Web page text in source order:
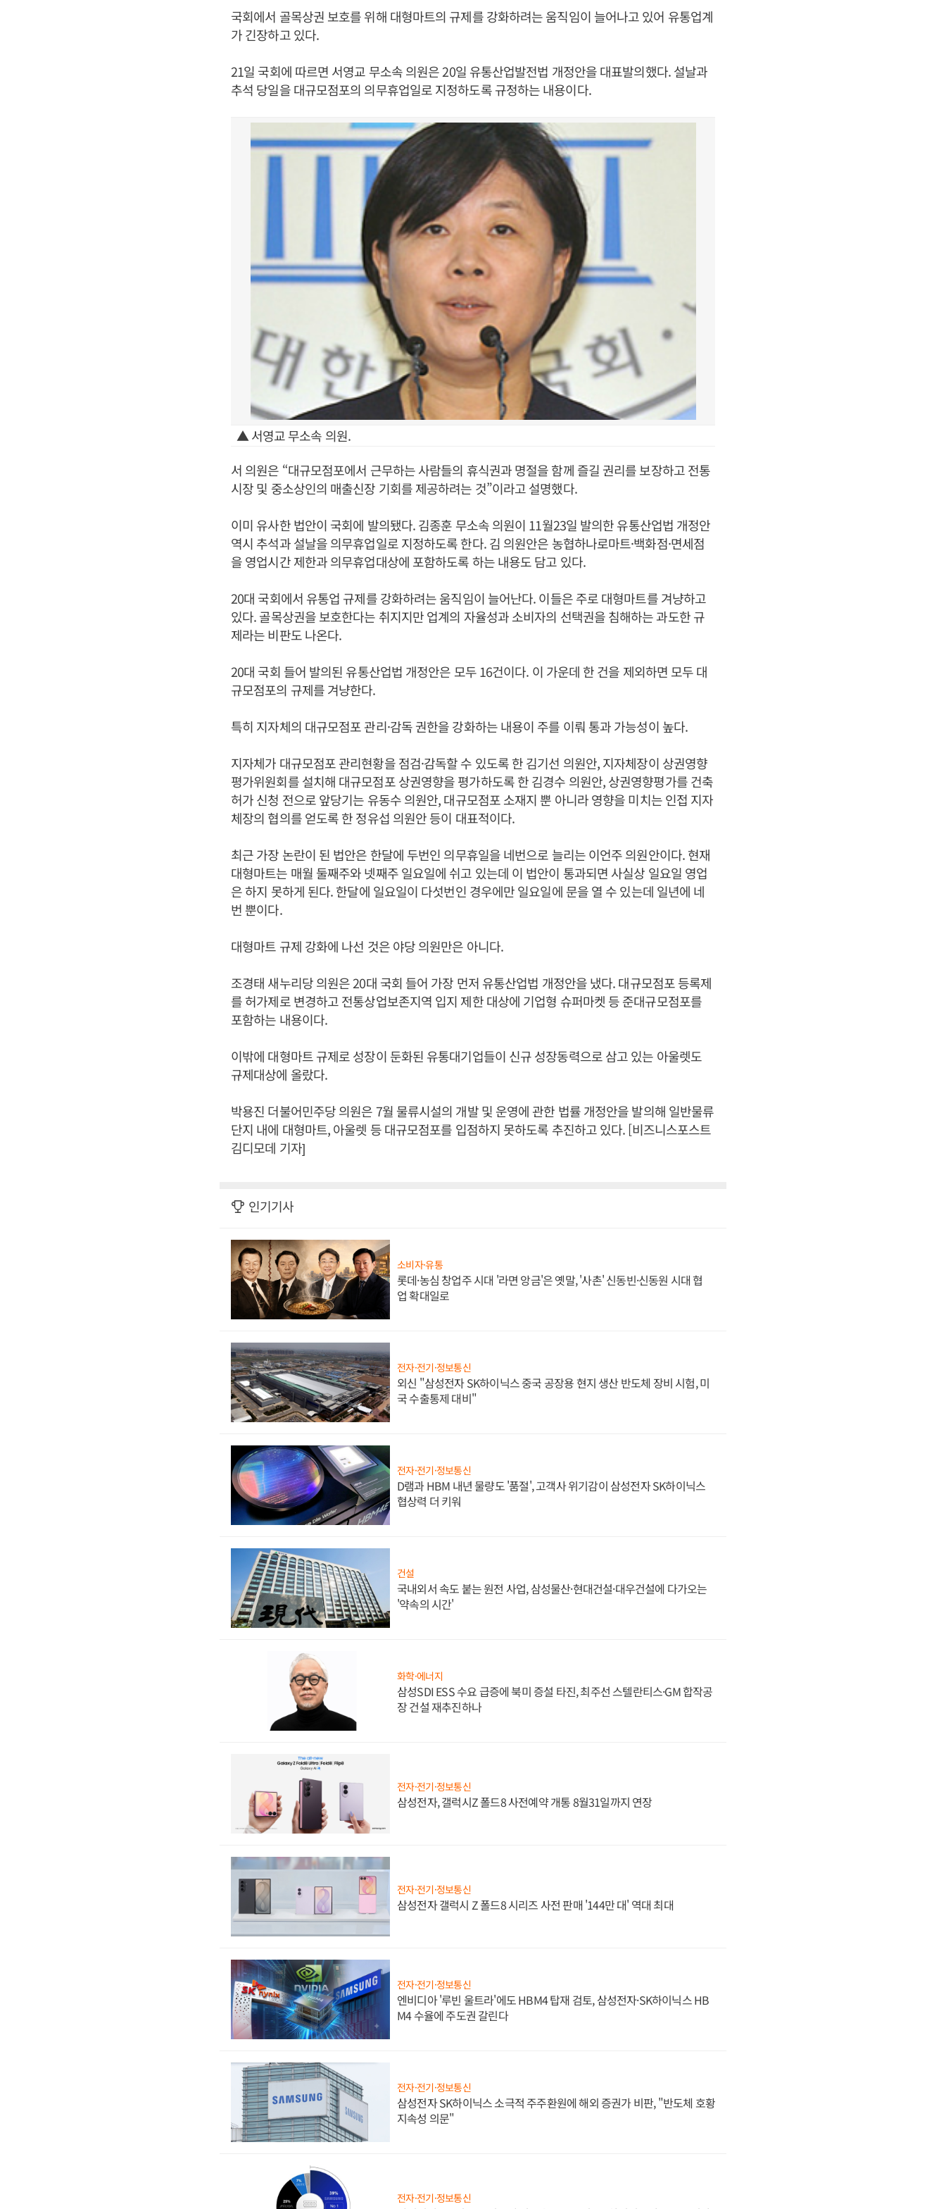
국회에서 골목상권 보호를 위해 대형마트의 규제를 강화하려는 움직임이 늘어나고 있어 유통업계
가 긴장하고 있다.
21일 국회에 따르면 서영교 무소속 의원은 20일 유통산업발전법 개정안을 대표발의했다. 설날과
추석 당일을 대규모점포의 의무휴업일로 지정하도록 규정하는 내용이다.
▲ 서영교 무소속 의원.
서 의원은 “대규모점포에서 근무하는 사람들의 휴식권과 명절을 함께 즐길 권리를 보장하고 전통
시장 및 중소상인의 매출신장 기회를 제공하려는 것”이라고 설명했다.
이미 유사한 법안이 국회에 발의됐다. 김종훈 무소속 의원이 11월23일 발의한 유통산업법 개정안
역시 추석과 설날을 의무휴업일로 지정하도록 한다. 김 의원안은 농협하나로마트·백화점·면세점
을 영업시간 제한과 의무휴업대상에 포함하도록 하는 내용도 담고 있다.
20대 국회에서 유통업 규제를 강화하려는 움직임이 늘어난다. 이들은 주로 대형마트를 겨냥하고
있다. 골목상권을 보호한다는 취지지만 업계의 자율성과 소비자의 선택권을 침해하는 과도한 규
제라는 비판도 나온다.
20대 국회 들어 발의된 유통산업법 개정안은 모두 16건이다. 이 가운데 한 건을 제외하면 모두 대
규모점포의 규제를 겨냥한다.
특히 지자체의 대규모점포 관리·감독 권한을 강화하는 내용이 주를 이뤄 통과 가능성이 높다.
지자체가 대규모점포 관리현황을 점검·감독할 수 있도록 한 김기선 의원안, 지자체장이 상권영향
평가위원회를 설치해 대규모점포 상권영향을 평가하도록 한 김경수 의원안, 상권영향평가를 건축
허가 신청 전으로 앞당기는 유동수 의원안, 대규모점포 소재지 뿐 아니라 영향을 미치는 인접 지자
체장의 협의를 얻도록 한 정유섭 의원안 등이 대표적이다.
최근 가장 논란이 된 법안은 한달에 두번인 의무휴일을 네번으로 늘리는 이언주 의원안이다. 현재
대형마트는 매월 둘째주와 넷째주 일요일에 쉬고 있는데 이 법안이 통과되면 사실상 일요일 영업
은 하지 못하게 된다. 한달에 일요일이 다섯번인 경우에만 일요일에 문을 열 수 있는데 일년에 네
번 뿐이다.
대형마트 규제 강화에 나선 것은 야당 의원만은 아니다.
조경태 새누리당 의원은 20대 국회 들어 가장 먼저 유통산업법 개정안을 냈다. 대규모점포 등록제
를 허가제로 변경하고 전통상업보존지역 입지 제한 대상에 기업형 슈퍼마켓 등 준대규모점포를
포함하는 내용이다.
이밖에 대형마트 규제로 성장이 둔화된 유통대기업들이 신규 성장동력으로 삼고 있는 아울렛도
규제대상에 올랐다.
박용진 더불어민주당 의원은 7월 물류시설의 개발 및 운영에 관한 법률 개정안을 발의해 일반물류
단지 내에 대형마트, 아울렛 등 대규모점포를 입점하지 못하도록 추진하고 있다. [비즈니스포스트
김디모데 기자]
인기기사
소비자·유통
롯데·농심 창업주 시대 '라면 앙금'은 옛말, '사촌' 신동빈·신동원 시대 협
업 확대일로
전자·전기·정보통신
외신 "삼성전자 SK하이닉스 중국 공장용 현지 생산 반도체 장비 시험, 미
국 수출통제 대비"
전자·전기·정보통신
D램과 HBM 내년 물량도 '품절', 고객사 위기감이 삼성전자 SK하이닉스
협상력 더 키워
건설
국내외서 속도 붙는 원전 사업, 삼성물산·현대건설·대우건설에 다가오는
'약속의 시간'
화학·에너지
삼성SDI ESS 수요 급증에 북미 증설 타진, 최주선 스텔란티스·GM 합작공
장 건설 재추진하나
전자·전기·정보통신
삼성전자, 갤럭시Z 폴드8 사전예약 개통 8월31일까지 연장
전자·전기·정보통신
삼성전자 갤럭시 Z 폴드8 시리즈 사전 판매 '144만 대' 역대 최대
전자·전기·정보통신
엔비디아 '루빈 울트라'에도 HBM4 탑재 검토, 삼성전자·SK하이닉스 HB
M4 수율에 주도권 갈린다
전자·전기·정보통신
삼성전자 SK하이닉스 소극적 주주환원에 해외 증권가 비판, "반도체 호황
지속성 의문"
전자·전기·정보통신